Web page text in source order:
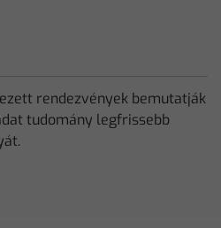
rendezvények bemutatják
tudomány legfrissebb